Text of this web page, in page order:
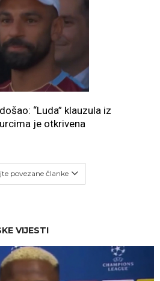
“Luda” klauzula iz
je otkrivena
povezane članke
VIJESTI